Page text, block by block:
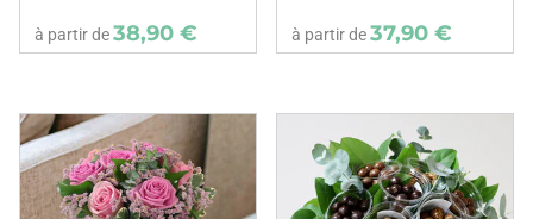
à partir de38,90 € à partir de37,90 €